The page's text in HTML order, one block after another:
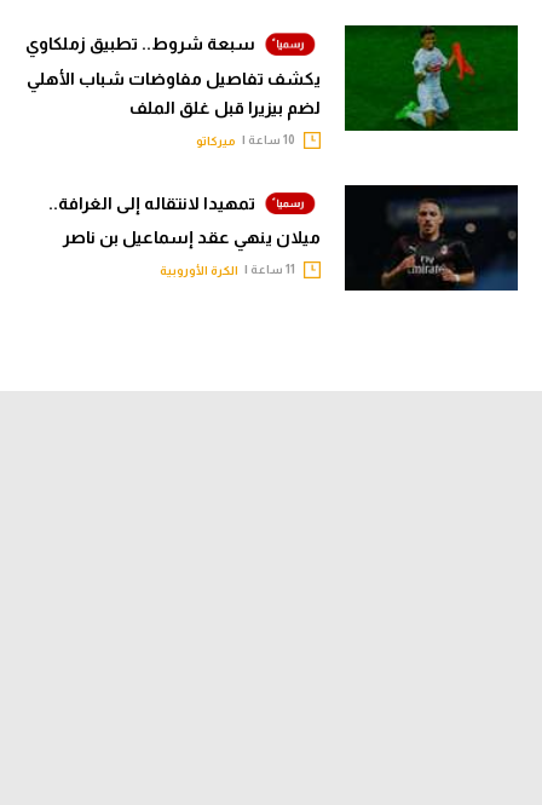
سبعة شروط.. تطبيق زملكاوي
يكشف تفاصيل مفاوضات شباب الأهلي
لضم بيزيرا قبل غلق الملف
ميركاتو
تمهيدا لانتقاله إلى الغرافة..
ميلان ينهي عقد إسماعيل بن ناصر
الكرة الأوروبية